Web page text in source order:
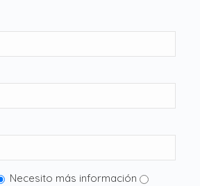
Necesito más información